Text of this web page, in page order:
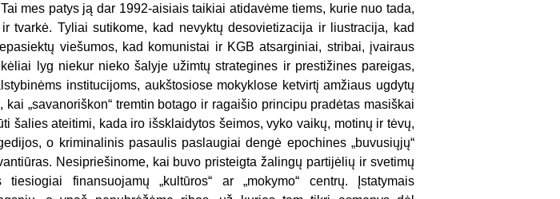
mes patys ją dar 1992-aisiais taikiai atidavėme tiems, kurie nuo tada,
tvarkė. Tyliai sutikome, kad nevyktų desovietizacija ir liustracija, kad
viešumos, kad komunistai ir KGB atsarginiai, stribai, įvairaus
lyg niekur nieko šalyje užimtų strategines ir prestižines pareigas,
institucijoms, aukštosiose mokyklose ketvirtį amžiaus ugdytų
kai „savanoriškon“ tremtin botago ir ragaišio principu pradėtas masiškai
šalies ateitimi, kada iro išsklaidytos šeimos, vyko vaikų, motinų ir tėvų,
o kriminalinis pasaulis paslaugiai dengė epochines „buvusiųjų“
Nesipriešinome, kai buvo pristeigta žalingų partijėlių ir svetimų
finansuojamų „kultūros“ ar „mokymo“ centrų. Įstatymais